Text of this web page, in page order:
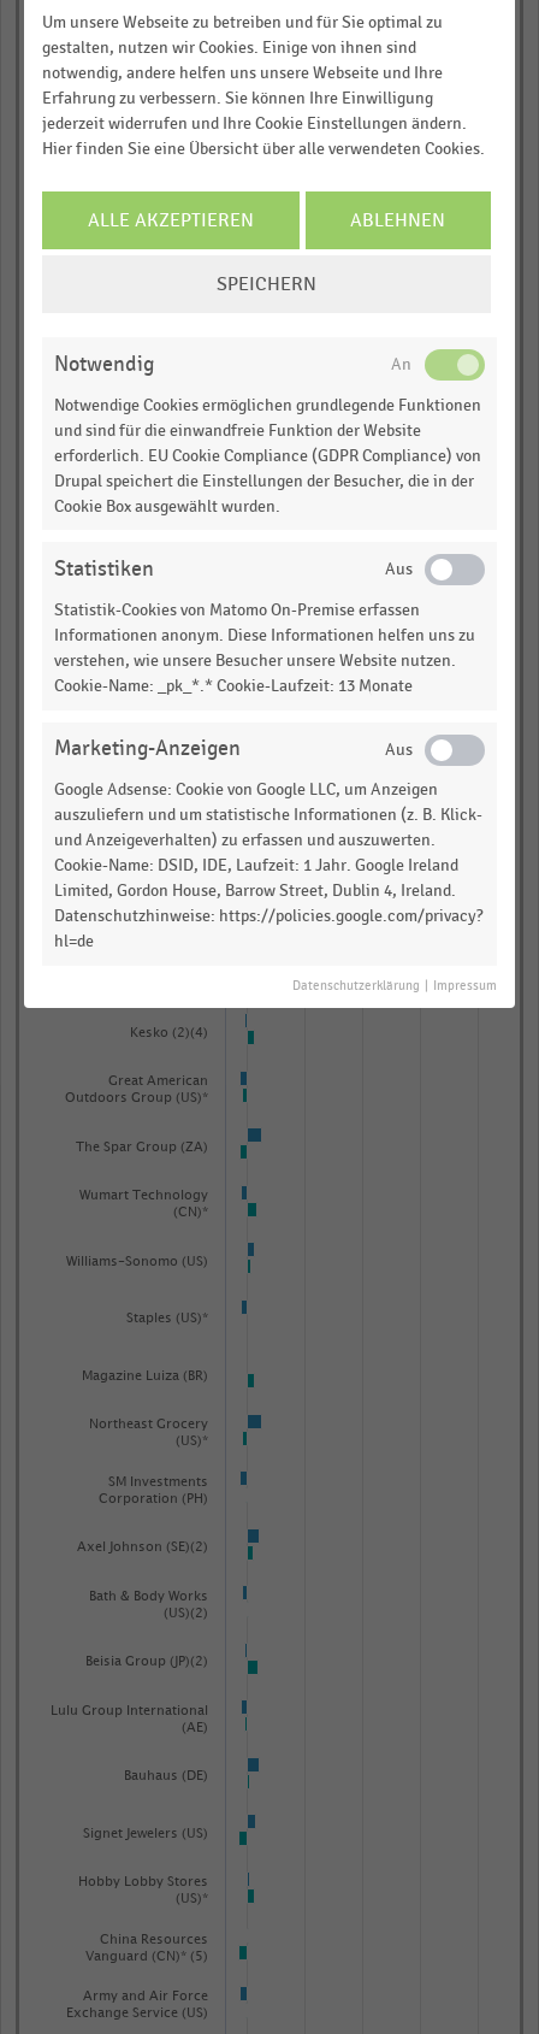
President Chain Store
Reitan (NO)(2)
Williams-Sonomo (US)
Bauhaus (DE)
Adidas Group (DE)(1)
Fnac Darty (FR)
Ace Hardware (US)(1)
GS Retail (KR)(4)
Southeastern Grocers
Yamada Holdings (JP)
Dairy Farm International
Holdings (HK)
Foot Locker (US)
Suning.com (CN)
Kesko (2)(4)
Great American
Outdoors Group (US)*
The Spar Group (ZA)
Wumart Technology
(CN)*
Staples (US)*
Magazine Luiza (BR)
Northeast Grocery
(US)*
SM Investments
Corporation (PH)
Axel Johnson (SE)(2)
Bath & Body Works
(US)(2)
Beisia Group (JP)(2)
Lulu Group International
(AE)
Signet Jewelers (US)
Hobby Lobby Stores
(US)*
China Resources
Vanguard (CN)* (5)
Army and Air Force
Exchange Service (US)
Um unsere Webseite zu betreiben und für Sie optimal zu
gestalten, nutzen wir Cookies. Einige von ihnen sind
notwendig, andere helfen uns unsere Webseite und Ihre
Erfahrung zu verbessern. Sie können Ihre Einwilligung
jederzeit widerrufen und Ihre Cookie Einstellungen ändern.
Hier finden Sie eine Übersicht über alle verwendeten Cookies.
ALLE AKZEPTIEREN ABLEHNEN
SPEICHERN
Notwendig
Notwendige Cookies ermöglichen grundlegende Funktionen
und sind für die einwandfreie Funktion der Website
erforderlich. EU Cookie Compliance (GDPR Compliance) von
Drupal speichert die Einstellungen der Besucher, die in der
Cookie Box ausgewählt wurden.
Statistiken
Statistik-Cookies von Matomo On-Premise erfassen
Informationen anonym. Diese Informationen helfen uns zu
verstehen, wie unsere Besucher unsere Website nutzen.
Cookie-Name: _pk_*.* Cookie-Laufzeit: 13 Monate
Marketing-Anzeigen
Google Adsense: Cookie von Google LLC, um Anzeigen
auszuliefern und um statistische Informationen (z. B. Klick-
und Anzeigeverhalten) zu erfassen und auszuwerten.
Cookie-Name: DSID, IDE, Laufzeit: 1 Jahr. Google Ireland
Limited, Gordon House, Barrow Street, Dublin 4, Ireland.
Datenschutzhinweise: https://policies.google.com/privacy?
hl=de
Datenschutzerklärung Impressum